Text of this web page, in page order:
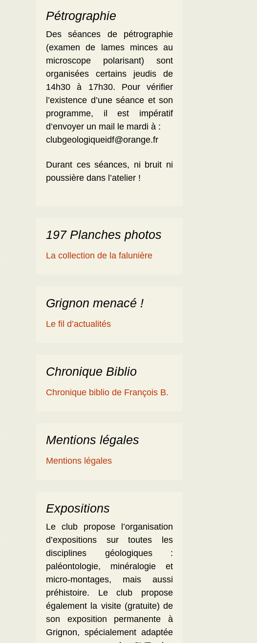
Pétrographie
Des séances de pétrographie
(examen de lames minces au
microscope polarisant) sont
organisées certains jeudis de
14h30 à 17h30. Pour vérifier
l’existence d’une séance et son
programme, il est impératif
d’envoyer un mail le mardi à :
clubgeologiqueidf@orange.fr
Durant ces séances, ni bruit ni
poussière dans l’atelier !
197 Planches photos
La collection de la falunière
Grignon menacé !
Le fil d’actualités
Chronique Biblio
Chronique biblio de François B.
Mentions légales
Mentions légales
Expositions
Le club propose l’organisation
d’expositions sur toutes les
disciplines géologiques :
paléontologie, minéralogie et
micro-montages, mais aussi
préhistoire. Le club propose
également la visite (gratuite) de
son exposition permanente à
Grignon, spécialement adaptée